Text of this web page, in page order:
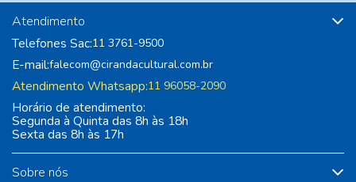
Sobre nós
Atendimento
Telefones Sac:11 3761-9500
E-mail:falecom@cirandacultural.com.br
Atendimento Whatsapp:11 96058-2090
Horário de atendimento:
Segunda à Quinta das 8h às 18h
Sexta das 8h às 17h